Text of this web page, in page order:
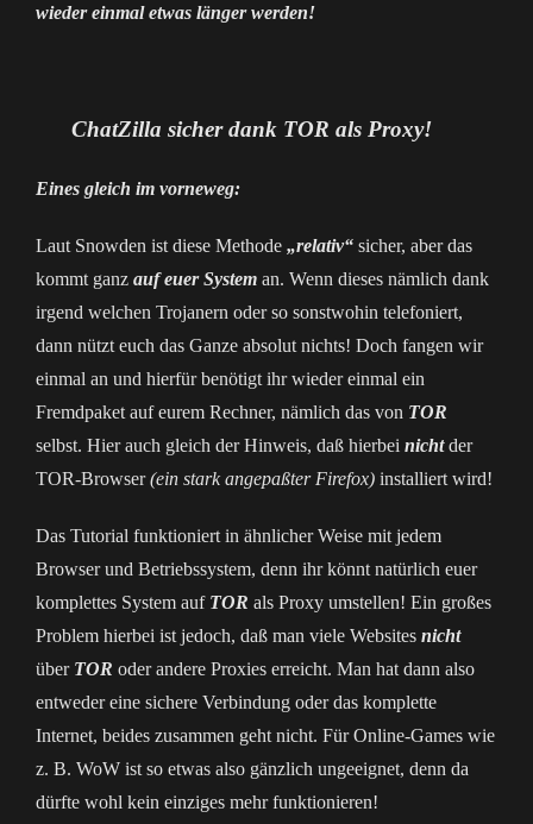
wieder einmal etwas länger werden!
ChatZilla sicher dank TOR als Proxy!
Eines gleich im vorneweg:
Laut Snowden ist diese Methode „relativ“ sicher, aber das
kommt ganz auf euer System an. Wenn dieses nämlich dank
irgend welchen Trojanern oder so sonstwohin telefoniert,
dann nützt euch das Ganze absolut nichts! Doch fangen wir
einmal an und hierfür benötigt ihr wieder einmal ein
Fremdpaket auf eurem Rechner, nämlich das von TOR
selbst. Hier auch gleich der Hinweis, daß hierbei nichtder
TOR-Browser(ein stark angepaßter Firefox) installiert wird!
Das Tutorial funktioniert in ähnlicher Weise mit jedem
Browser und Betriebssystem, denn ihr könnt natürlich euer
komplettes System auf TOR als Proxy umstellen! Ein großes
Problem hierbei ist jedoch, daß man viele Websites nicht
über TOR oder andere Proxies erreicht. Man hat dann also
entweder eine sichere Verbindung oder das komplette
Internet, beides zusammen geht nicht. Für Online-Games wie
z. B. WoW ist so etwas also gänzlich ungeeignet, denn da
dürfte wohl kein einziges mehr funktionieren!